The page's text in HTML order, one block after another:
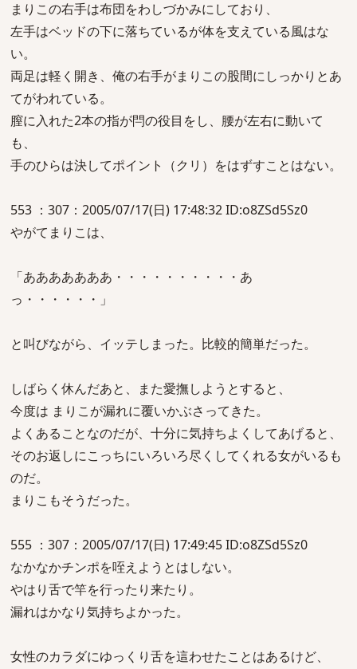
まりこの右手は布団をわしづかみにしており、
左手はベッドの下に落ちているが体を支えている風はな
い。
両足は軽く開き、俺の右手がまりこの股間にしっかりとあ
てがわれている。
膣に入れた2本の指が閂の役目をし、腰が左右に動いて
も、
手のひらは決してポイント（クリ）をはずすことはない。
553 ：307：2005/07/17(日) 17:48:32 ID:o8ZSd5Sz0
やがてまりこは、
「あああああああ・・・・・・・・・・あ
っ・・・・・・」
と叫びながら、イッテしまった。比較的簡単だった。
しばらく休んだあと、また愛撫しようとすると、
今度は まりこが漏れに覆いかぶさってきた。
よくあることなのだが、十分に気持ちよくしてあげると、
そのお返しにこっちにいろいろ尽くしてくれる女がいるも
のだ。
まりこもそうだった。
555 ：307：2005/07/17(日) 17:49:45 ID:o8ZSd5Sz0
なかなかチンポを咥えようとはしない。
やはり舌で竿を行ったり来たり。
漏れはかなり気持ちよかった。
女性のカラダにゆっくり舌を這わせたことはあるけど、